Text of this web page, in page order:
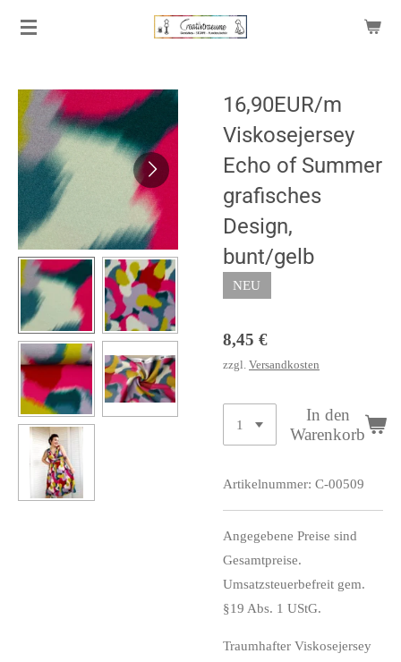
Zum
16,90EUR/m
Viskosejersey
Echo of Summer
grafisches
Design,
bunt/gelb
NEU
8,45 €
zzgl. Versandkosten
In den
Warenkorb
Artikelnummer: C-00509
Angegebene Preise sind
Gesamtpreise.
Umsatzsteuerbefreit gem.
§19 Abs. 1 UStG.
Traumhafter Viskosejersey